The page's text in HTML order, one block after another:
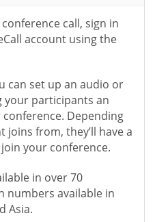
call, sign in
account using the
can set up an audio or
your participants an
Depending
from, they’ll have a
your conference.
in over 70
numbers available in
Asia.